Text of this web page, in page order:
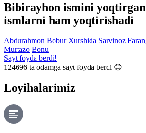
Bibirayhon ismini
ismlarni ham yoqtirishadi
Abdurahmon Bobur Xurshida Sarvinoz
Murtazo Bonu
Sayt foyda berdi!
124696 ta odamga sayt foyda berdi 😊
Loyihalarimiz